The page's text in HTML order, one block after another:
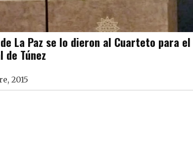
La Paz se lo dieron al Cuarteto para el
de Túnez
2015